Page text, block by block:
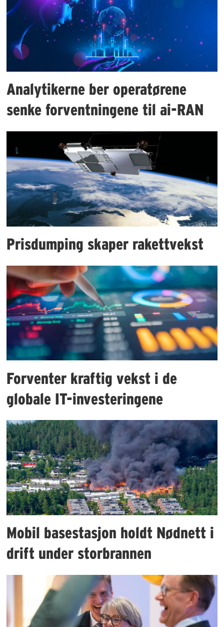
Analytikerne ber operatørene
senke forventningene til ai-RAN
Prisdumping skaper rakettvekst
Forventer kraftig vekst i de
globale IT-investeringene
Mobil basestasjon holdt Nødnett i
drift under storbrannen